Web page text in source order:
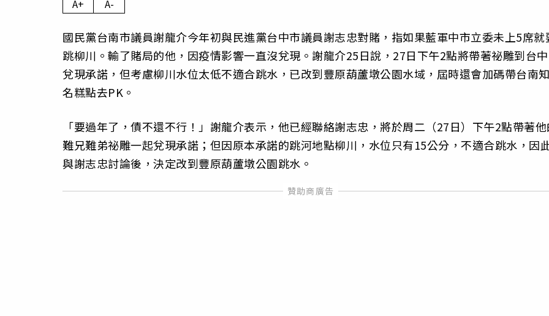
A+ A-
國民黨台南市議員謝龍介今年初與民進黨台中市議員謝志忠對賭，指如果藍軍中市立委未上5席就
跳柳川。輸了賭局的他，因疫情影響一直沒兌現。謝龍介25日說，27日下午2點將帶著祕雕到台中
兌現承諾，但考慮柳川水位太低不適合跳水，已改到豐原葫蘆墩公園水域，屆時還會加碼帶台南
名糕點去PK。
「要過年了，債不還不行！」謝龍介表示，他已經聯絡謝志忠，將於周二（27日）下午2點帶著
難兄難弟祕雕一起兌現承諾；但因原本承諾的跳河地點柳川，水位只有15公分，不適合跳水，因
與謝志忠討論後，決定改到豐原葫蘆墩公園跳水。